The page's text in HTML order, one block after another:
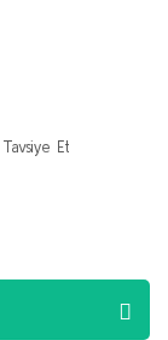
Tavsiye Et